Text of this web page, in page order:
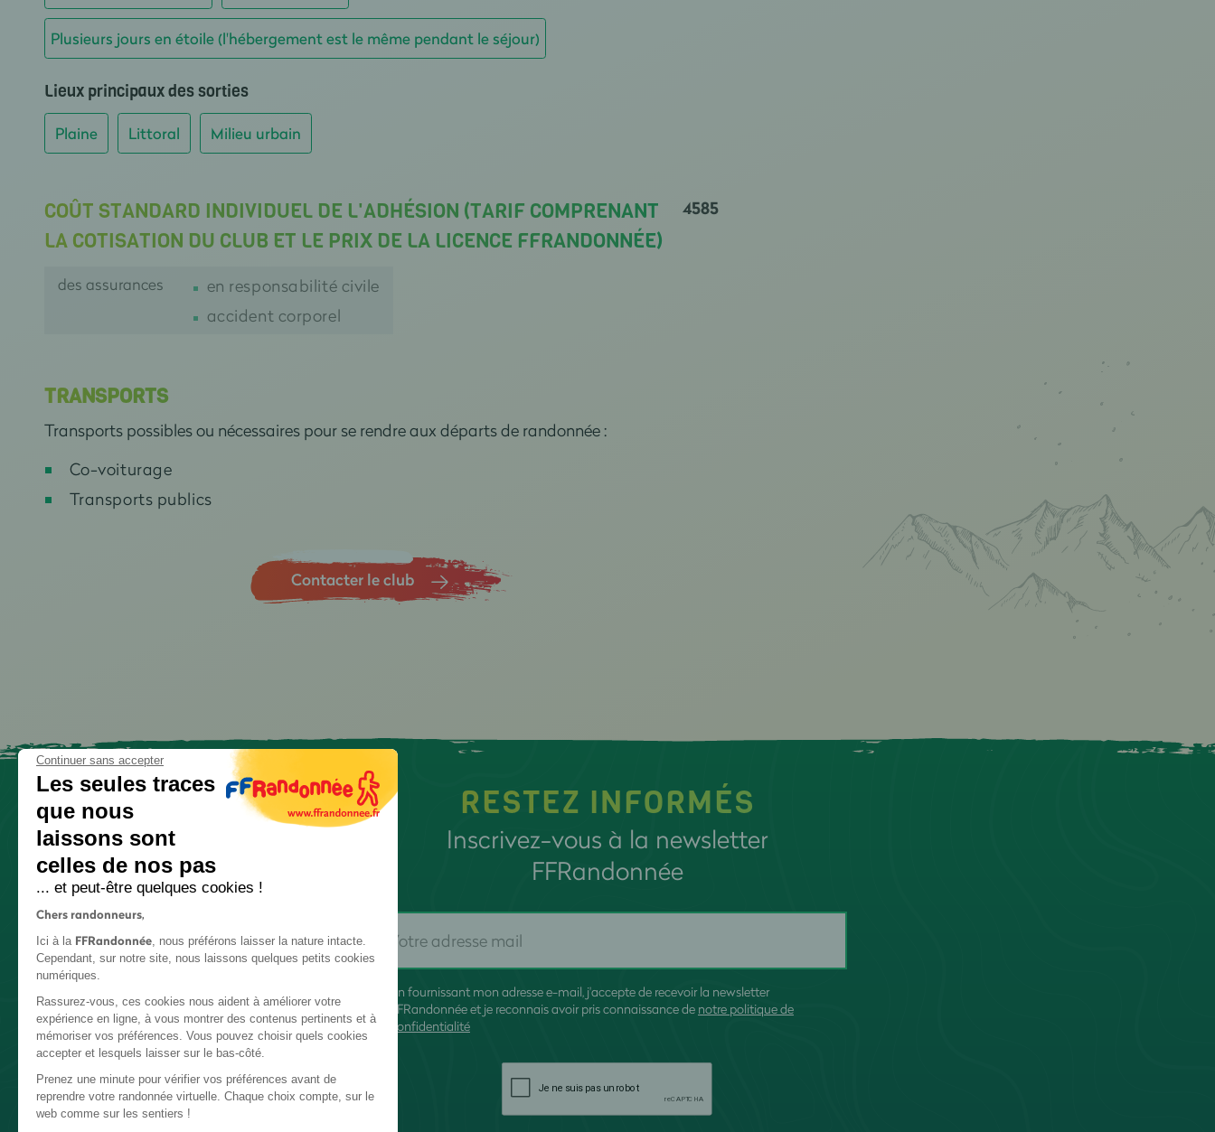
Plusieurs jours en étoile (l'hébergement est le même pendant le séjour)
Lieux principaux des sorties
Plaine Littoral Milieu urbain
COÛT STANDARD INDIVIDUEL DE L'ADHÉSION (TARIF COMPRENANT
LA COTISATION DU CLUB ET LE PRIX DE LA LICENCE FFRANDONNÉE)
4585
des assurances
en responsabilité civile
accident corporel
TRANSPORTS
Transports possibles ou nécessaires pour se rendre aux départs de randonnée :
Co-voiturage
Transports publics
Contacter le club
RESTEZ INFORMÉS
Inscrivez-vous à la newsletter
FFRandonnée
En fournissant mon adresse e-mail, j'accepte de recevoir la newsletter
FFRandonnée et je reconnais avoir pris connaissance de notre politique de
confidentialité
Continuer sans accepter
Les seules traces
que nous
laissons sont
celles de nos pas
... et peut-être quelques cookies !
Chers randonneurs,
Ici à la FFRandonnée, nous préférons laisser la nature intacte.
Cependant, sur notre site, nous laissons quelques petits cookies
numériques.
Rassurez-vous, ces cookies nous aident à améliorer votre
expérience en ligne, à vous montrer des contenus pertinents et à
mémoriser vos préférences. Vous pouvez choisir quels cookies
accepter et lesquels laisser sur le bas-côté.
Prenez une minute pour vérifier vos préférences avant de
reprendre votre randonnée virtuelle. Chaque choix compte, sur le
web comme sur les sentiers !